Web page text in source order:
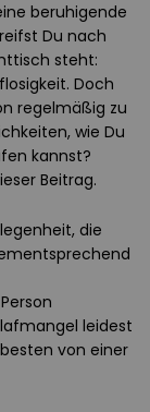
beruhigende
Du nach
steht:
Doch
regelmäßig zu
wie Du
kannst?
Beitrag.
die
leidest
von einer